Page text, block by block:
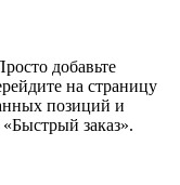
добавьте
на страницу
позиций и
заказ».